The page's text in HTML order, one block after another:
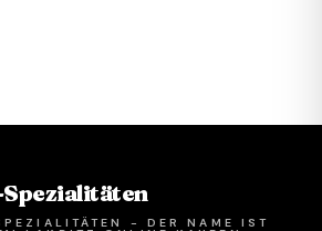
- DER NAME IST